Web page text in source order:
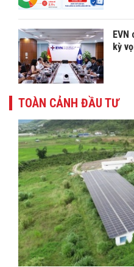
kỳ
TOÀN CẢNH ĐẦU TƯ